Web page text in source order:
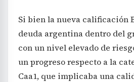
Si bien la nueva calificación
deuda argentina dentro del
con un nivel elevado de
un progreso respecto a la
Caa1, que implicaba una